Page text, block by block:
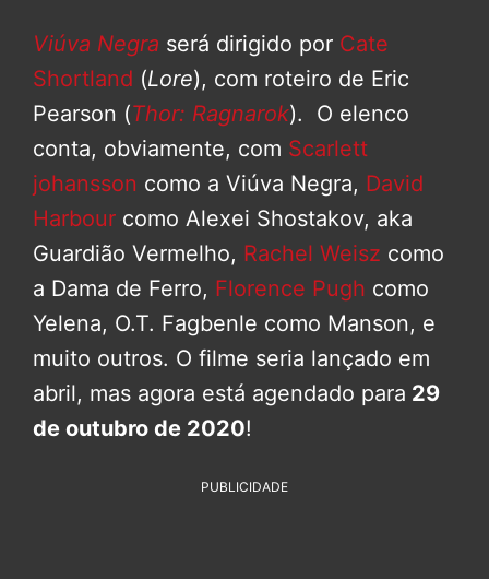
Viúva Negra será dirigido por Cate
Shortland (Lore), com roteiro de Eric
Pearson (Thor: Ragnarok). O elenco
conta, obviamente, com Scarlett
johansson como a Viúva Negra, David
Harbour como Alexei Shostakov, aka
Guardião Vermelho, Rachel Weisz como
a Dama de Ferro, Florence Pugh como
Yelena, O.T. Fagbenle como Manson, e
muito outros. O filme seria lançado em
abril, mas agora está agendado para 29
de outubro de 2020!
PUBLICIDADE